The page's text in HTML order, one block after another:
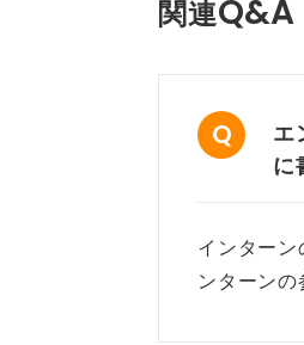
関連Q&A
エ
に
インター
ンターン